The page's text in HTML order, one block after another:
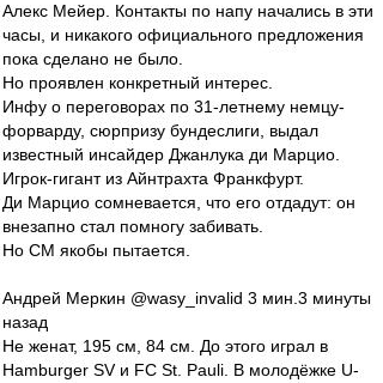
Алекс Мейер. Контакты по напу начались в эти
часы, и никакого официального предложения
пока сделано не было.
Но проявлен конкретный интерес.
Инфу о переговорах по 31-летнему немцу-
форварду, сюрпризу бундеслиги, выдал
известный инсайдер Джанлука ди Марцио.
Игрок-гигант из Айнтрахта Франкфурт.
Ди Марцио сомневается, что его отдадут: он
внезапно стал помногу забивать.
Но СМ якобы пытается.
Андрей Меркин ‏@wasy_invalid 3 мин.3 минуты
назад
Не женат, 195 см, 84 см. До этого играл в
Hamburger SV и FC St. Pauli. В молодёжке U-